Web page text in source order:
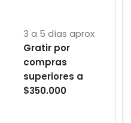
3 a 5 días aprox
Gratir por
compras
superiores a
$350.000